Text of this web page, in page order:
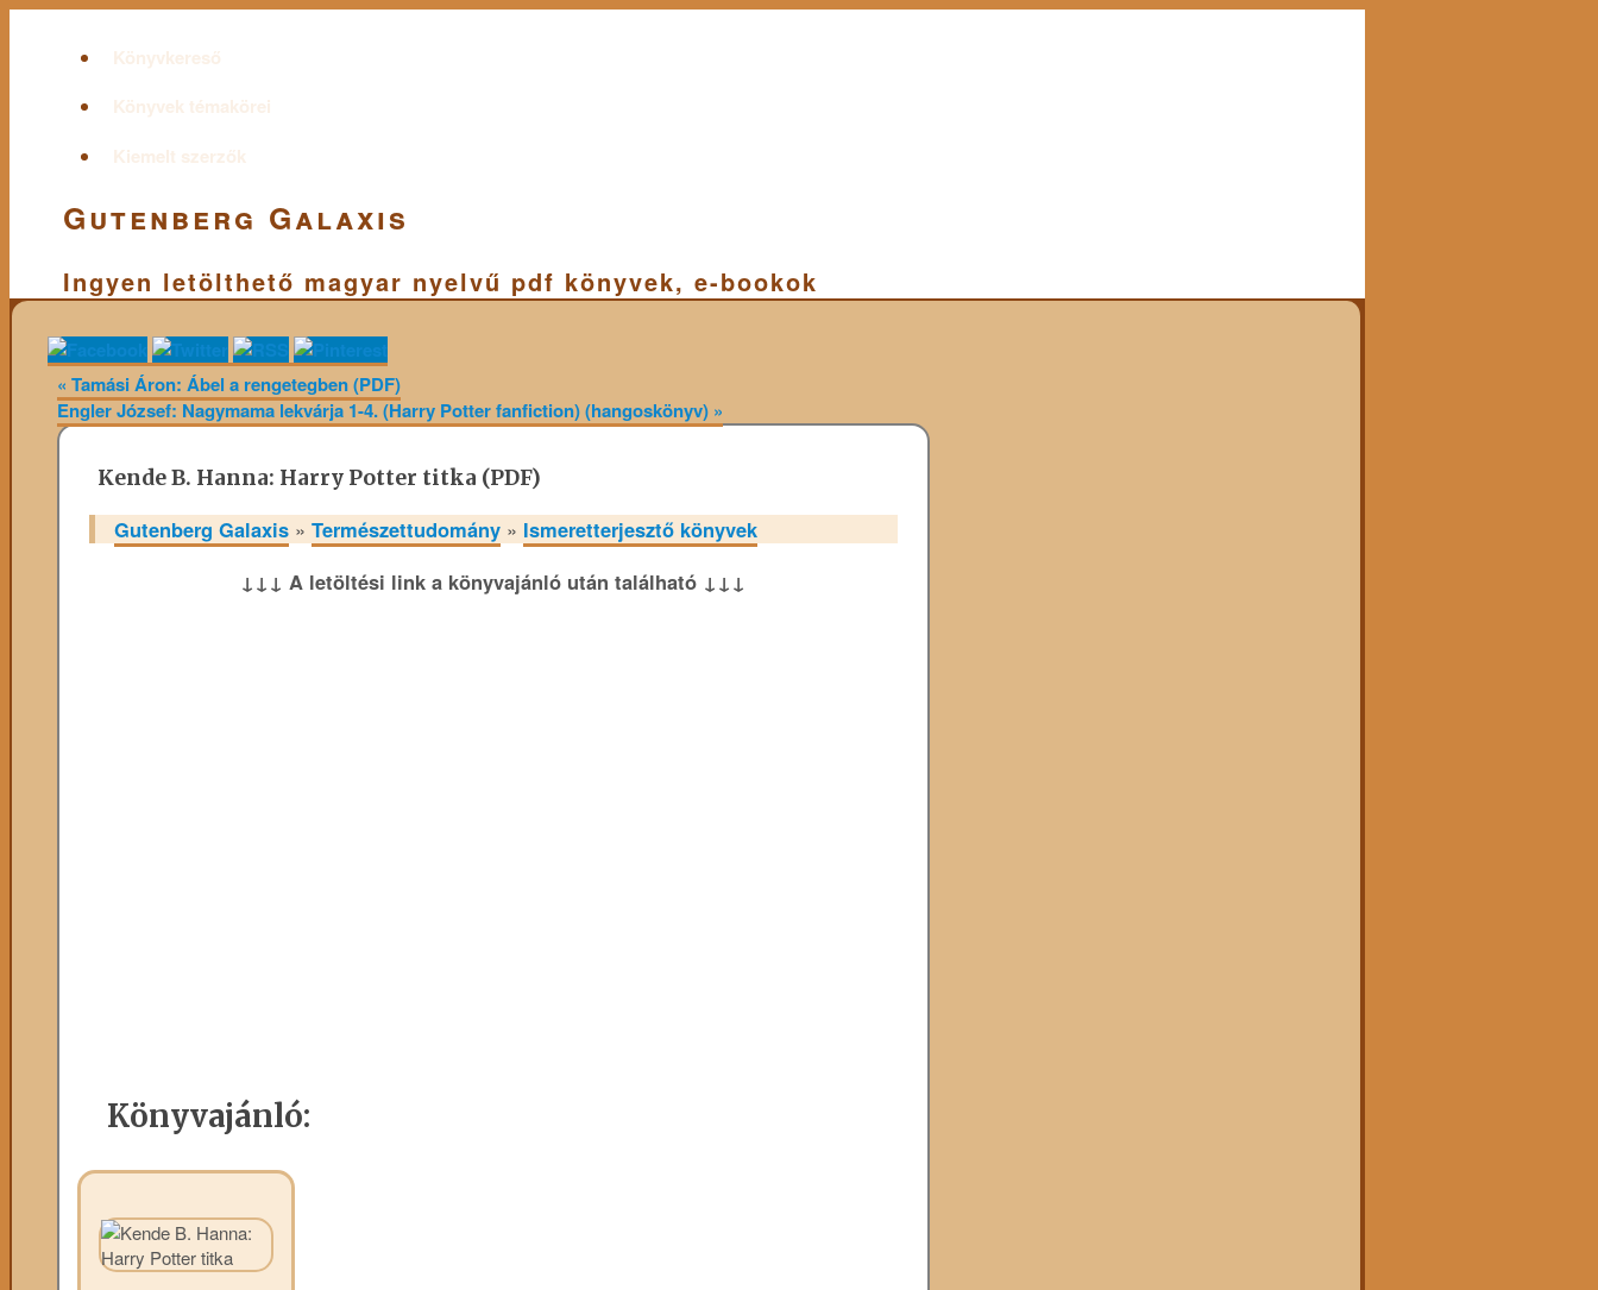
Könyvkereső
Könyvek témakörei
Kiemelt szerzők
Gutenberg Galaxis
Ingyen letölthető magyar nyelvű pdf könyvek, e-bookok
« Tamási Áron: Ábel a rengetegben (PDF)
Engler József: Nagymama lekvárja 1-4. (Harry Potter fanfiction) (hangoskönyv) »
Kende B. Hanna: Harry Potter titka (PDF)
Gutenberg Galaxis » Természettudomány » Ismeretterjesztő könyvek
↓↓↓ A letöltési link a könyvajánló után található ↓↓↓
Könyvajánló: